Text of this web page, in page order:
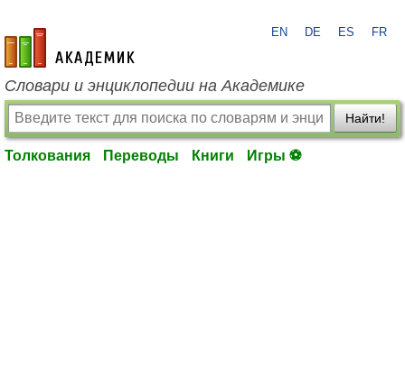
academic.ru
EN DE ES FR
Словари и энциклопедии на Академике
Найти!
Толкования Переводы Книги Игры ⚽